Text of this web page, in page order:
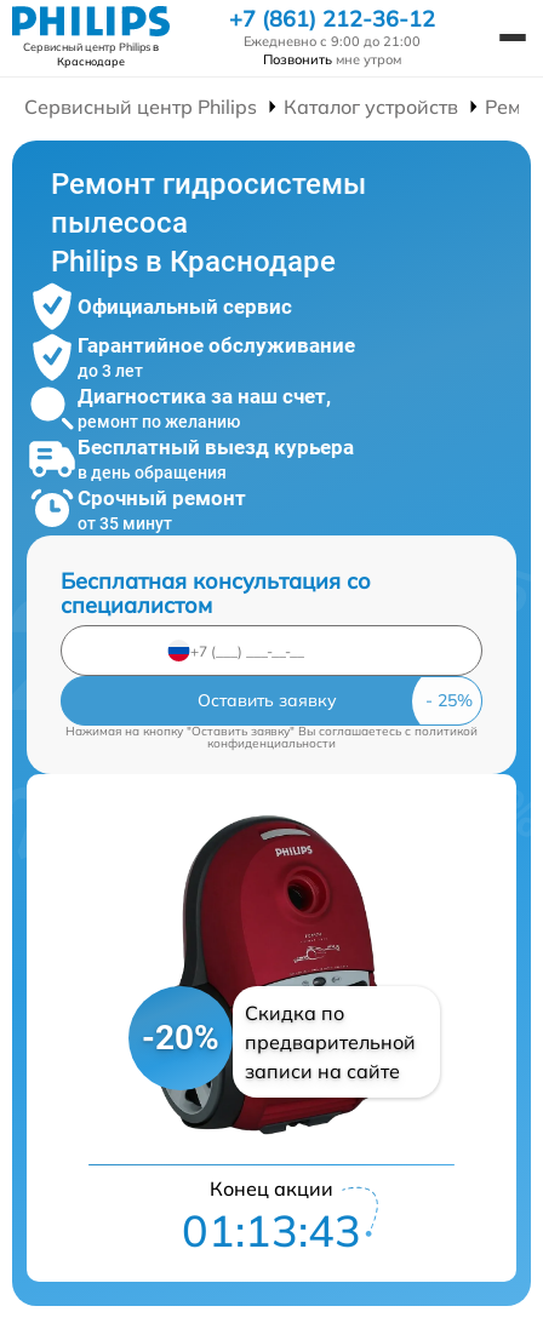
Сервисный центр Philipsв
Краснодаре
+7 (861) 212-36-12
Ежедневно с 9:00 до 21:00
Позвонить мне утром
Сервисный центр Philips Каталог устройств
Ремонт гидросистемы
пылесоса
Philips в Краснодаре
Официальный сервис
Гарантийное обслуживание
до 3 лет
Диагностика за наш счет,
ремонт по желанию
Бесплатный выезд курьера
в день обращения
Срочный ремонт
от 35 минут
Бесплатная консультация со
специалистом
Оставить заявку
Нажимая на кнопку "Оставить заявку" Вы соглашаетесь c политикой
конфиденциальности
-20%
Скидка по
предварительной
записи на сайте
Конец акции
01:13:42